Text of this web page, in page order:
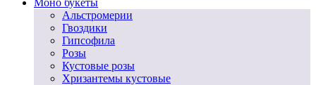
Моно букеты
Альстромерии
Гвоздики
Гипсофила
Розы
Кустовые розы
Хризантемы кустовые